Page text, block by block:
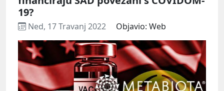
19?
Ned, 17 Travanj 2022 Objavio: Web